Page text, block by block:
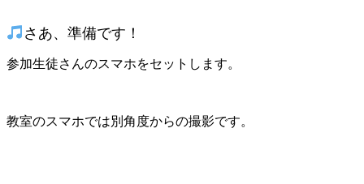
さあ、準備です！
参加生徒さんのスマホをセットします。
教室のスマホでは別角度からの撮影です。